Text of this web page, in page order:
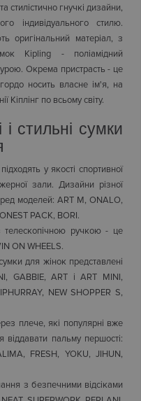
стилістично гнучкі дизайни,
індивідуального стилю.
оригінальний матеріал, з
Kipling - поліамідний
Окрема пристрасть - це
носить власне ім'я, на
Кіплінг по всьому світу.
і стильні сумки
у якості спортивної
зали. Дизайни різної
моделей: ART M, ONALO,
PACK, BORI.
ручкою - це
ON WHEELS.
для жінок представлені
GABBIE, ART і ART MINI,
NEW SHOPPER S,
плече, які популярні вже
пальму першості:
FRESH, YOKU, JIHUN,
з безпечними відсіками